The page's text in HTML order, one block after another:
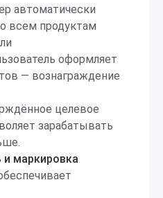
автоматически
всем продуктам
оформляет
— вознаграждение
целевое
зарабатывать
и маркировка